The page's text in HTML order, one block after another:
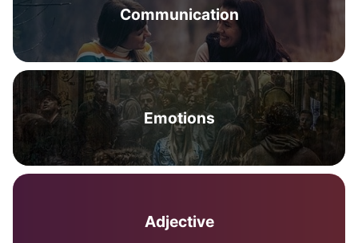
Communication
Emotions
Adjective